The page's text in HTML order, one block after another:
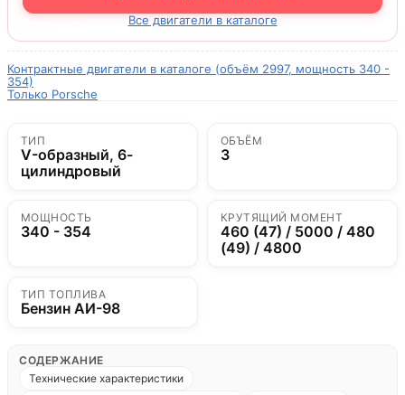
Все двигатели в каталоге
Контрактные двигатели в каталоге (объём 2997, мощность 340 -
354)
Только Porsche
ТИП
V-образный, 6-
цилиндровый
ОБЪЁМ
3
МОЩНОСТЬ
340 - 354
КРУТЯЩИЙ МОМЕНТ
460 (47) / 5000 / 480
(49) / 4800
ТИП ТОПЛИВА
Бензин АИ-98
СОДЕРЖАНИЕ
Технические характеристики